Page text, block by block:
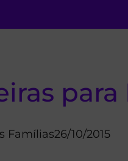
Famílias26/10/2015